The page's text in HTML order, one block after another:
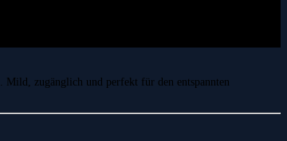
. Mild, zugänglich und perfekt für den entspannten